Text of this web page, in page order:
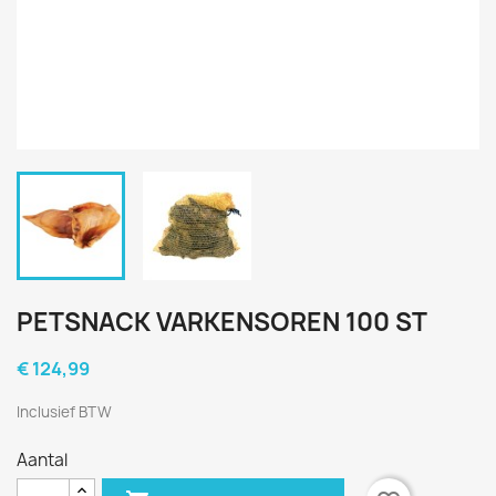
PETSNACK VARKENSOREN 100 ST
€ 124,99
Inclusief BTW
Aantal